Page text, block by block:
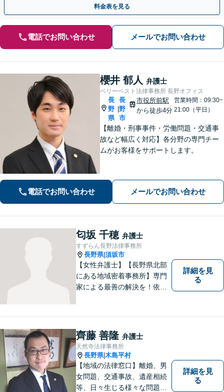
料金表を見る
電話でお問い合わせ メールでお問い合わせ
櫻井 郁人 弁護士
ベリーベスト法律事務所 長野オフィス
長
野
県
|
長
野
市
市役所前駅
から徒歩4分
営業時間：09:30~
21:00（平日）
【離婚・刑事事件・労働問題・交通事
故など幅広く対応】各分野の専門チー
ムがお客様をサポートします。
電話でお問い合わせ メールでお問い合わせ
匂坂 千穂 弁護士
すずらん長野法律事務所
長野県|須坂市
【女性弁護士】【長野県北部
にある地域密着事務所】専門
家による最善の解決を！依頼
スをご提供します。
詳細を見
る
齊藤 善隆 弁護士
天然寺法律事務所
長野県|木島平村
【地域の法律窓口】離婚、男
女問題、交通事故、遺産相続
等、日々生じる様々な問題に
詳細を見
る